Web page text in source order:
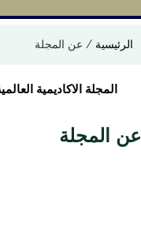
الرئيسية/ عن المجلة
المجلة الاكاديمية
عن المجلة